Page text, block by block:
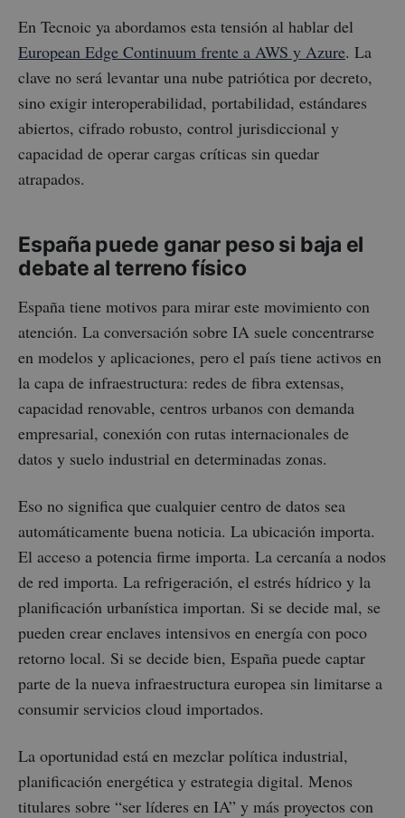
En Tecnoic ya abordamos esta tensión al hablar del
European Edge Continuum frente a AWS y Azure. La
clave no será levantar una nube patriótica por decreto,
sino exigir interoperabilidad, portabilidad, estándares
abiertos, cifrado robusto, control jurisdiccional y
capacidad de operar cargas críticas sin quedar
atrapados.
España puede ganar peso si baja el
debate al terreno físico
España tiene motivos para mirar este movimiento con
atención. La conversación sobre IA suele concentrarse
en modelos y aplicaciones, pero el país tiene activos en
la capa de infraestructura: redes de fibra extensas,
capacidad renovable, centros urbanos con demanda
empresarial, conexión con rutas internacionales de
datos y suelo industrial en determinadas zonas.
Eso no significa que cualquier centro de datos sea
automáticamente buena noticia. La ubicación importa.
El acceso a potencia firme importa. La cercanía a nodos
de red importa. La refrigeración, el estrés hídrico y la
planificación urbanística importan. Si se decide mal, se
pueden crear enclaves intensivos en energía con poco
retorno local. Si se decide bien, España puede captar
parte de la nueva infraestructura europea sin limitarse a
consumir servicios cloud importados.
La oportunidad está en mezclar política industrial,
planificación energética y estrategia digital. Menos
titulares sobre “ser líderes en IA” y más proyectos con